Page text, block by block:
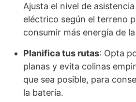
Ajusta el nivel de
eléctrico según el terreno
consumir más energía de
Planifica tus rutas: Opta
planas y evita colinas
que sea posible, para
la batería.